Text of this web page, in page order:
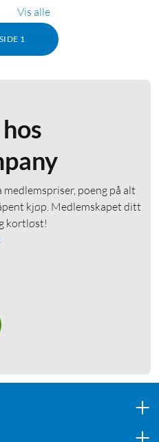
Vis alle
1
poeng på alt
kjøp. Medlemskapet ditt
kortløst!